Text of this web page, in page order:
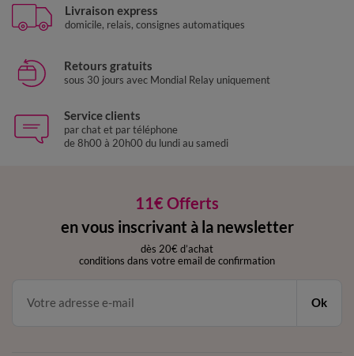
Livraison express
domicile, relais, consignes automatiques
Retours gratuits
sous 30 jours avec Mondial Relay uniquement
Service clients
par chat et par téléphone
de 8h00 à 20h00 du lundi au samedi
11€ Offerts
en vous inscrivant à la newsletter
dès 20€ d’achat
conditions dans votre email de confirmation
Ok